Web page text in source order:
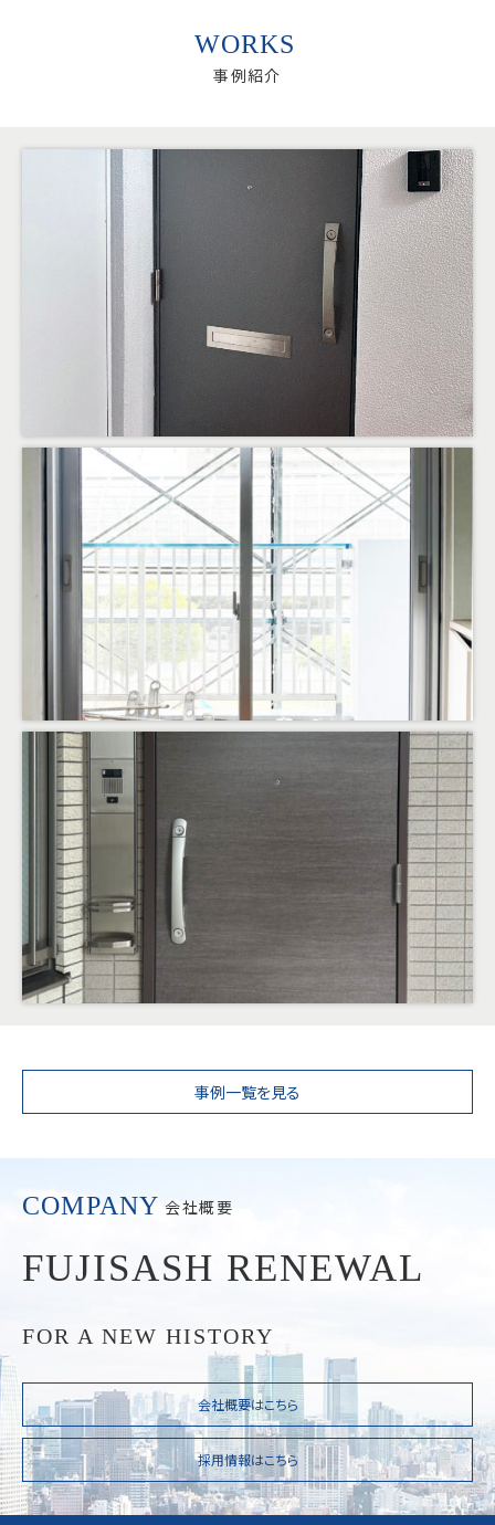
WORKS
事例紹介
事例一覧を見る
COMPANY 会社概要
FUJISASH RENEWAL
FOR A NEW HISTORY
会社概要はこちら
採用情報はこちら